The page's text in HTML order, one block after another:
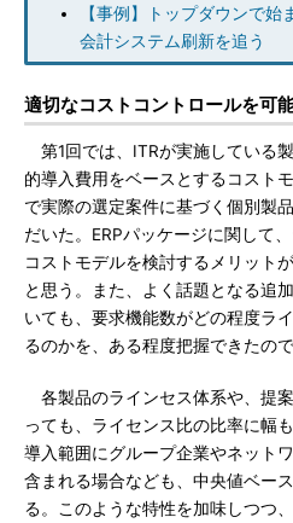
【事例】トップダウンで始
会計システム刷新を追う
適切なコストコントロールを可
第1回では、ITRが実施している
的導入費用をベースとするコスト
で実際の選定案件に基づく個別製
だいた。ERPパッケージに関して
コストモデルを検討するメリット
と思う。また、よく話題となる追
いても、要求機能数がどの程度ラ
るのかを、ある程度把握できたの
各製品のラインセス体系や、提
っても、ライセンス比の比率に幅
導入範囲にグループ企業やネット
含まれる場合なども、中央値ベー
る。このような特性を加味しつつ